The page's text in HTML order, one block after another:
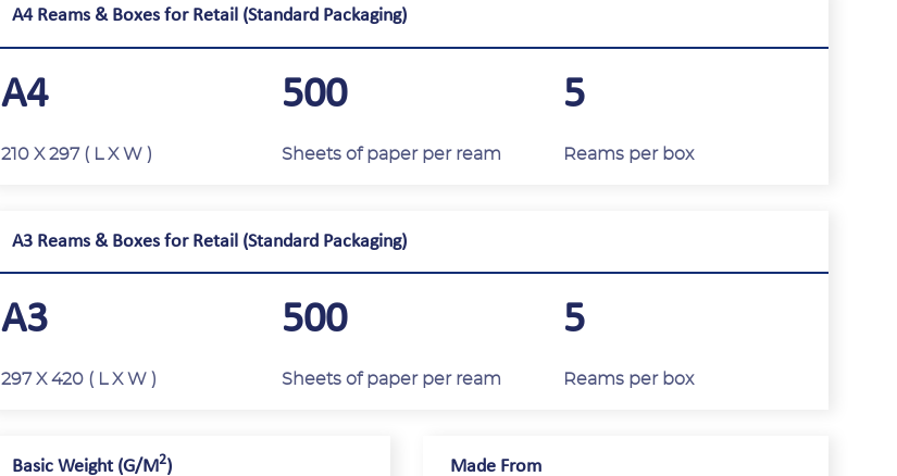
A4 Reams & Boxes for Retail (Standard Packaging)
A4
210 X 297 ( L X W )
500
Sheets of paper per ream
5
Reams per box
A3 Reams & Boxes for Retail (Standard Packaging)
A3
297 X 420 ( L X W )
500
Sheets of paper per ream
5
Reams per box
Basic Weight (G/M2) Made From